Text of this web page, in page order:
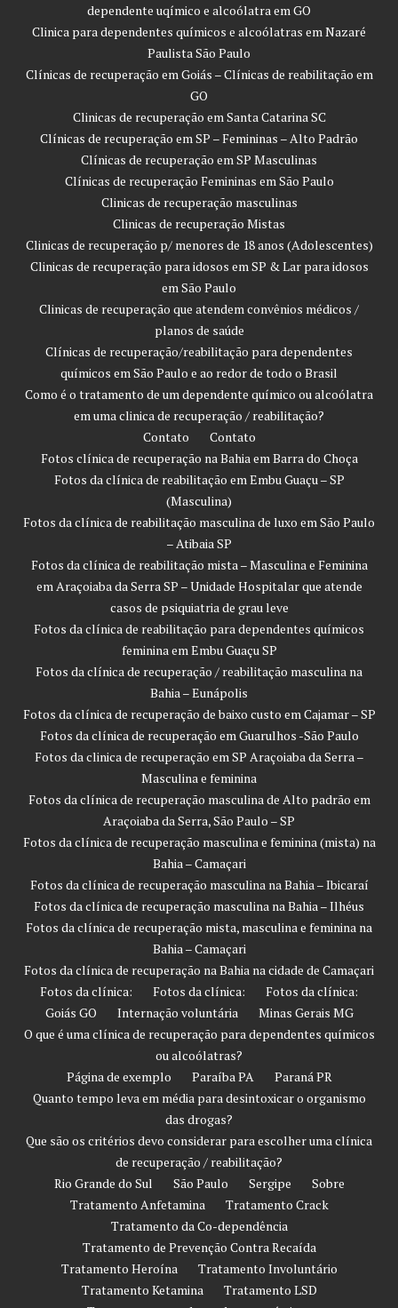
dependente uqímico e alcoólatra em GO
Clinica para dependentes químicos e alcoólatras em Nazaré
Paulista São Paulo
Clínicas de recuperação em Goiás – Clínicas de reabilitação em
GO
Clinicas de recuperação em Santa Catarina SC
Clínicas de recuperação em SP – Femininas – Alto Padrão
Clínicas de recuperação em SP Masculinas
Clínicas de recuperação Femininas em São Paulo
Clinicas de recuperação masculinas
Clinicas de recuperação Mistas
Clinicas de recuperação p/ menores de 18 anos (Adolescentes)
Clinicas de recuperação para idosos em SP & Lar para idosos
em São Paulo
Clinicas de recuperação que atendem convênios médicos /
planos de saúde
Clínicas de recuperação/reabilitação para dependentes
químicos em São Paulo e ao redor de todo o Brasil
Como é o tratamento de um dependente químico ou alcoólatra
em uma clinica de recuperação / reabilitação?
Contato
Contato
Fotos clínica de recuperação na Bahia em Barra do Choça
Fotos da clínica de reabilitação em Embu Guaçu – SP
(Masculina)
Fotos da clínica de reabilitação masculina de luxo em São Paulo
– Atibaia SP
Fotos da clínica de reabilitação mista – Masculina e Feminina
em Araçoiaba da Serra SP – Unidade Hospitalar que atende
casos de psiquiatria de grau leve
Fotos da clínica de reabilitação para dependentes químicos
feminina em Embu Guaçu SP
Fotos da clínica de recuperação / reabilitação masculina na
Bahia – Eunápolis
Fotos da clínica de recuperação de baixo custo em Cajamar – SP
Fotos da clínica de recuperação em Guarulhos -São Paulo
Fotos da clinica de recuperação em SP Araçoiaba da Serra –
Masculina e feminina
Fotos da clínica de recuperação masculina de Alto padrão em
Araçoiaba da Serra, São Paulo – SP
Fotos da clínica de recuperação masculina e feminina (mista) na
Bahia – Camaçari
Fotos da clínica de recuperação masculina na Bahia – Ibicaraí
Fotos da clínica de recuperação masculina na Bahia – Ilhéus
Fotos da clínica de recuperação mista, masculina e feminina na
Bahia – Camaçari
Fotos da clínica de recuperação na Bahia na cidade de Camaçari
Fotos da clínica:
Fotos da clínica:
Fotos da clínica:
Goiás GO
Internação voluntária
Minas Gerais MG
O que é uma clínica de recuperação para dependentes químicos
ou alcoólatras?
Página de exemplo
Paraíba PA
Paraná PR
Quanto tempo leva em média para desintoxicar o organismo
das drogas?
Que são os critérios devo considerar para escolher uma clínica
de recuperação / reabilitação?
Rio Grande do Sul
São Paulo Sergipe
Sobre
Tratamento Anfetamina
Tratamento Crack
Tratamento da Co-dependência
Tratamento de Prevenção Contra Recaída
Tratamento Heroína
Tratamento Involuntário
Tratamento Ketamina
Tratamento LSD